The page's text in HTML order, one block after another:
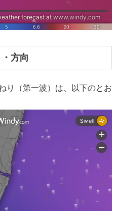
方向
り（第一波）は、以下のとお